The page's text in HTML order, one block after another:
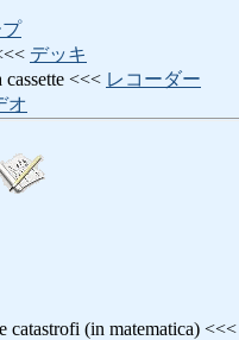
デッキ
<<< レコーダー
オ
(in matematica)